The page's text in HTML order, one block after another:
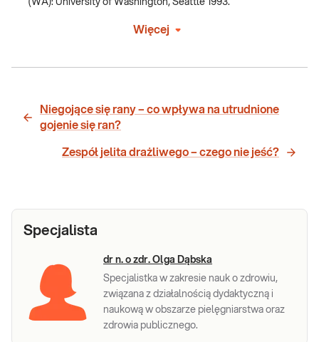
Więcej
Niegojące się rany – co wpływa na utrudnione
gojenie się ran?
Zespół jelita drażliwego – czego nie jeść?
Specjalista
dr n. o zdr. Olga Dąbska
Specjalistka w zakresie nauk o zdrowiu,
związana z działalnością dydaktyczną i
naukową w obszarze pielęgniarstwa oraz
zdrowia publicznego.